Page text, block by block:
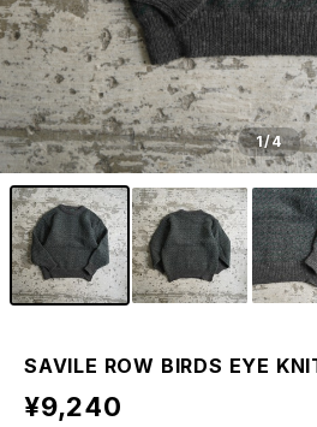
1/4
SAVILE ROW BIRDS EYE
¥9,240